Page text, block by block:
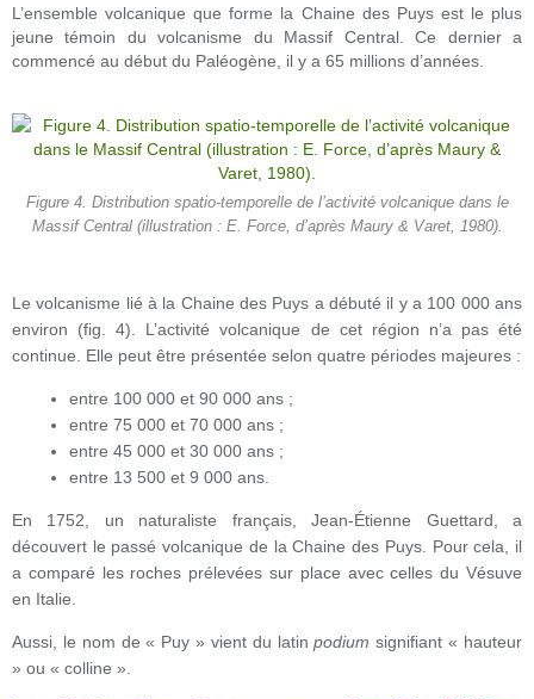
L’ensemble volcanique que forme la Chaine des Puys est le plus
jeune témoin du volcanisme du Massif Central. Ce dernier a
commencé au début du Paléogène, il y a 65 millions d’années.
Figure 4. Distribution spatio-temporelle de l’activité volcanique dans le
Massif Central (illustration : E. Force, d’après Maury & Varet, 1980).
Le volcanisme lié à la Chaine des Puys a débuté il y a 100 000 ans
environ (fig. 4). L’activité volcanique de cet région n’a pas été
continue. Elle peut être présentée selon quatre périodes majeures :
entre 100 000 et 90 000 ans ;
entre 75 000 et 70 000 ans ;
entre 45 000 et 30 000 ans ;
entre 13 500 et 9 000 ans.
En 1752, un naturaliste français, Jean-Étienne Guettard, a
découvert le passé volcanique de la Chaine des Puys. Pour cela, il
a comparé les roches prélevées sur place avec celles du Vésuve
en Italie.
Aussi, le nom de « Puy » vient du latinpodium signifiant « hauteur
» ou « colline ».